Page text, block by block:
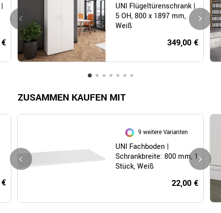
UNI Flügeltürenschrank |
5 OH, 800 x 1897 mm,
Weiß
349,00 €
ZUSAMMEN KAUFEN MIT
9 weitere Varianten
UNI Fachboden |
Schrankbreite: 800 mm, 1
Stück, Weiß
22,00 €